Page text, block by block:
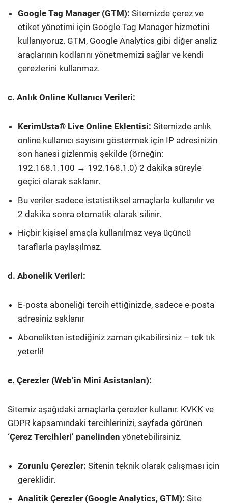
Google Tag Manager (GTM): Sitemizde çerez ve
etiket yönetimi için Google Tag Manager hizmetini
kullanıyoruz. GTM, Google Analytics gibi diğer analiz
araçlarının kodlarını yönetmemizi sağlar ve kendi
çerezlerini kullanmaz.
c. Anlık Online Kullanıcı Verileri:
KerimUsta® Live Online Eklentisi: Sitemizde anlık
online kullanıcı sayısını göstermek için IP adresinizin
son hanesi gizlenmiş şekilde (örneğin:
192.168.1.100 → 192.168.1.0) 2 dakika süreyle
geçici olarak saklanır.
Bu veriler sadece istatistiksel amaçlarla kullanılır ve
2 dakika sonra otomatik olarak silinir.
Hiçbir kişisel amaçla kullanılmaz veya üçüncü
taraflarla paylaşılmaz.
d. Abonelik Verileri:
E-posta aboneliği tercih ettiğinizde, sadece e-posta
adresiniz saklanır
Abonelikten istediğiniz zaman çıkabilirsiniz – tek tık
yeterli!
e. Çerezler (Web’in Mini Asistanları):
Sitemiz aşağıdaki amaçlarla çerezler kullanır. KVKK ve
GDPR kapsamındaki tercihlerinizi, sayfada görünen
‘Çerez Tercihleri’ panelinden yönetebilirsiniz.
Zorunlu Çerezler: Sitenin teknik olarak çalışması için
gereklidir.
Analitik Çerezler (Google Analytics, GTM): Site